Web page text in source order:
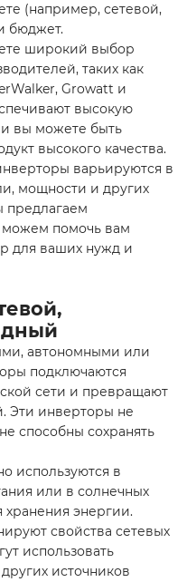
(например, сетевой,
бюджет.
широкий выбор
таких как
Growatt и
высокую
и вы можете быть
высокого качества.
варьируются в
мощности и других
предлагаем
можем помочь вам
для ваших нужд и
автономными или
подключаются
сети и превращают
Эти инверторы не
способны сохранять
используются в
или в солнечных
хранения энергии.
свойства сетевых
использовать
источников